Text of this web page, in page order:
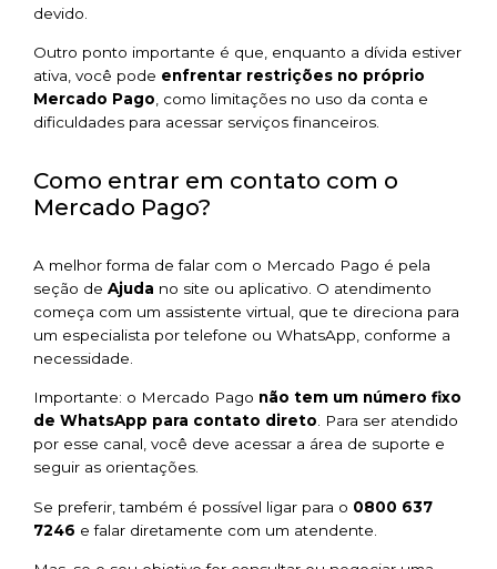
devido.
Outro ponto importante é que, enquanto a dívida estiver
ativa, você pode enfrentar restrições no próprio
Mercado Pago , como limitações no uso da conta e
dificuldades para acessar serviços financeiros.
Como entrar em contato com o
Mercado Pago?
A melhor forma de falar com o Mercado Pago é pela
seção de Ajuda no site ou aplicativo. O atendimento
começa com um assistente virtual, que te direciona para
um especialista por telefone ou WhatsApp, conforme a
necessidade.
Importante: o Mercado Pago não tem um número fixo
de WhatsApp para contato direto. Para ser atendido
por esse canal, você deve acessar a área de suporte e
seguir as orientações.
Se preferir, também é possível ligar para o 0800 637
7246 e falar diretamente com um atendente.